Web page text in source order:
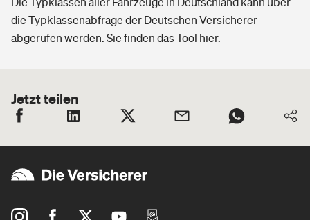
die Typklassenabfrage der Deutschen Versicherer
abgerufen werden. Sie finden das Tool hier.
Jetzt teilen